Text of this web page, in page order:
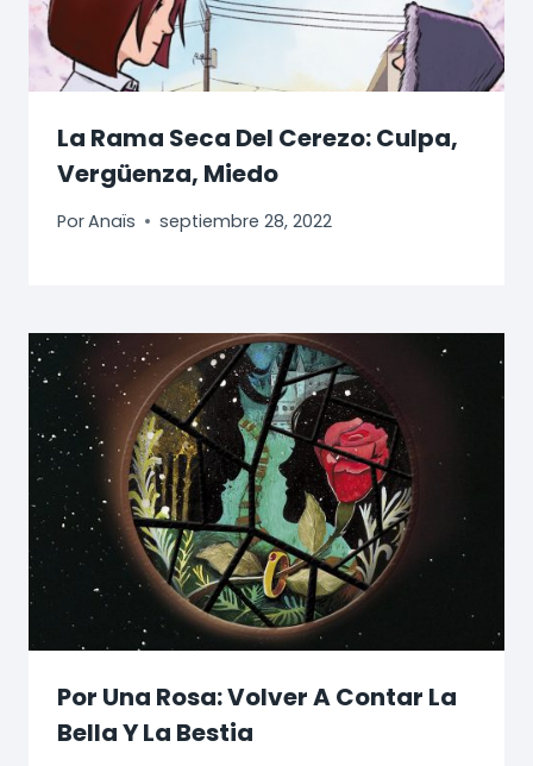
La Rama Seca Del Cerezo: Culpa,
Vergüenza, Miedo
PorAnaïs septiembre 28, 2022
Por Una Rosa: Volver A Contar La
Bella Y La Bestia